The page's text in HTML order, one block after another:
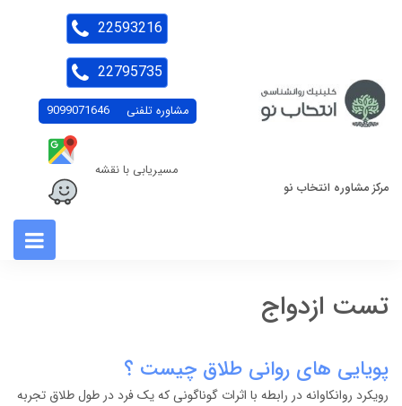
مرکز مشاوره انتخاب نو
مشاوره تلفنی 9099071646
مسیریابی با نقشه
22593216
22795735
تست ازدواج
پویایی های روانی طلاق چیست ؟
رویکرد روانکاوانه در رابطه با اثرات گوناگونی که یک فرد در طول طلاق تجربه